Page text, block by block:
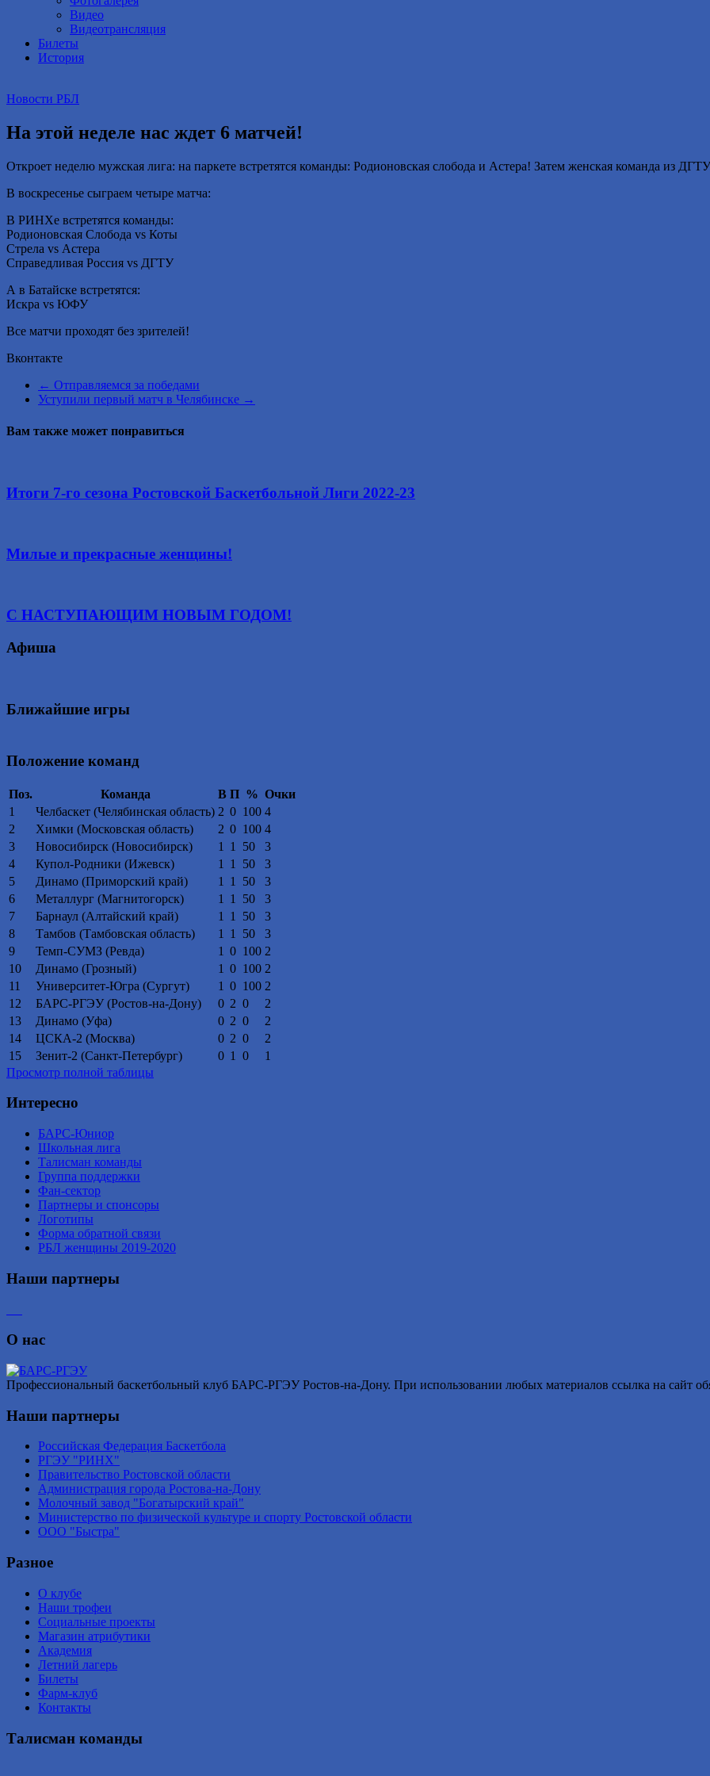
Видео
Видеотрансляция
Билеты
История
Новости РБЛ
На этой неделе нас ждет 6 матчей!
Откроет неделю мужская лига: на паркете встретятся команды: Родионовская слобода и Астера! Затем женская команда из
В воскресенье сыграем четыре матча:
В РИНХе встретятся команды:
Родионовская Слобода vs Коты
Стрела vs Астера
Справедливая Россия vs ДГТУ
А в Батайске встретятся:
Искра vs ЮФУ
Все матчи проходят без зрителей!
Вконтакте
← Отправляемся за победами
Уступили первый матч в Челябинске →
Вам также может понравиться
Итоги 7-го сезона Ростовской Баскетбольной Лиги 2022-23
Милые и прекрасные женщины!
С НАСТУПАЮЩИМ НОВЫМ ГОДОМ!
Афиша
Ближайшие игры
Положение команд
Поз. Команда В П % Очки
1
Челбаскет (Челябинская область) 2 0 100 4
2
Химки (Московская область) 2 0 100 4
3
Новосибирск (Новосибирск) 1 1 50
3
4
Купол-Родники (Ижевск) 1 1 50
3
5
Динамо (Приморский край) 1 1 50
3
6
Металлург (Магнитогорск) 1 1 50
3
7
Барнаул (Алтайский край) 1 1 50
3
8
Тамбов (Тамбовская область) 1 1 50
3
9
Темп-СУМЗ (Ревда) 1 0 100 2
10
Динамо (Грозный) 1 0 100 2
11
Университет-Югра (Сургут) 1 0 100 2
12
БАРС-РГЭУ (Ростов-на-Дону) 0 2 0
2
13
Динамо (Уфа) 0 2 0
2
14
ЦСКА-2 (Москва) 0 2 0
2
15
Зенит-2 (Санкт-Петербург) 0 1 0
1
Просмотр полной таблицы
Интересно
БАРС-Юниор
Школьная лига
Талисман команды
Группа поддержки
Фан-сектор
Партнеры и спонсоры
Логотипы
Форма обратной связи
РБЛ женщины 2019-2020
Наши партнеры
О нас
Профессиональный баскетбольный клуб БАРС-РГЭУ Ростов-на-Дону. При использовании любых материалов ссылка на сайт
Наши партнеры
Российская Федерация Баскетбола
РГЭУ "РИНХ"
Правительство Ростовской области
Администрация города Ростова-на-Дону
Молочный завод "Богатырский край"
Министерство по физической культуре и спорту Ростовской области
ООО "Быстра"
Разное
О клубе
Наши трофеи
Социальные проекты
Магазин атрибутики
Академия
Летний лагерь
Билеты
Фарм-клуб
Контакты
Талисман команды